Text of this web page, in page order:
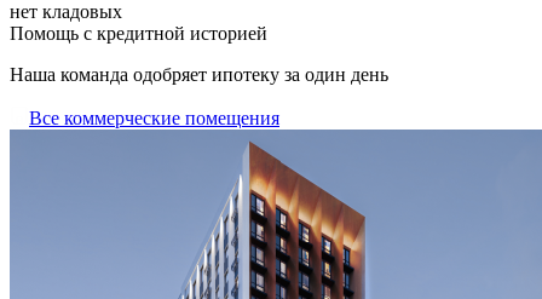
нет кладовых
Помощь с кредитной историей
Наша команда одобряет ипотеку за один день
Все коммерческие помещения